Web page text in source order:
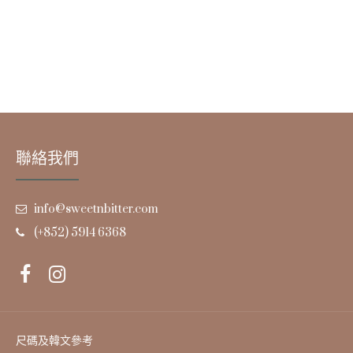
聯絡我們
info@sweetnbitter.com
(+852) 5914 6368
尺碼及韓文參考